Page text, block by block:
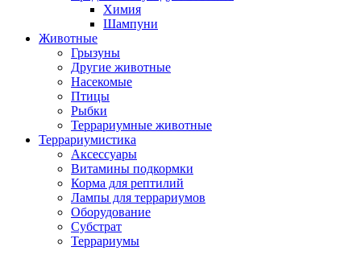
Химия
Шампуни
Животные
Грызуны
Другие животные
Насекомые
Птицы
Рыбки
Террариумные животные
Террариумистика
Аксессуары
Витамины подкормки
Корма для рептилий
Лампы для террариумов
Оборудование
Субстрат
Террариумы